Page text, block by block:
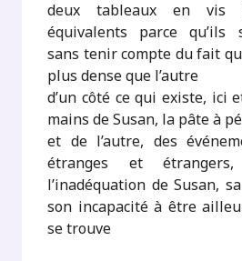
deux tableaux en vis
équivalents parce qu’ils
sans tenir compte du fait
plus dense que l’autre
d’un côté ce qui existe, ici
mains de Susan, la pâte à
et de l’autre, des
étranges et
l’inadéquation de Susan,
son incapacité à être
se trouve